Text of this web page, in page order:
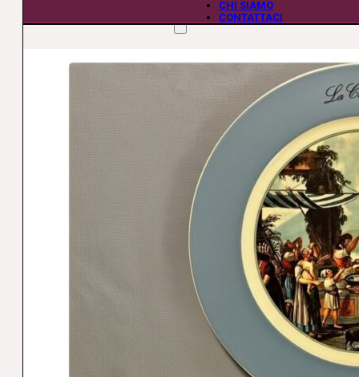
CHI SIAMO
CONTATTACI